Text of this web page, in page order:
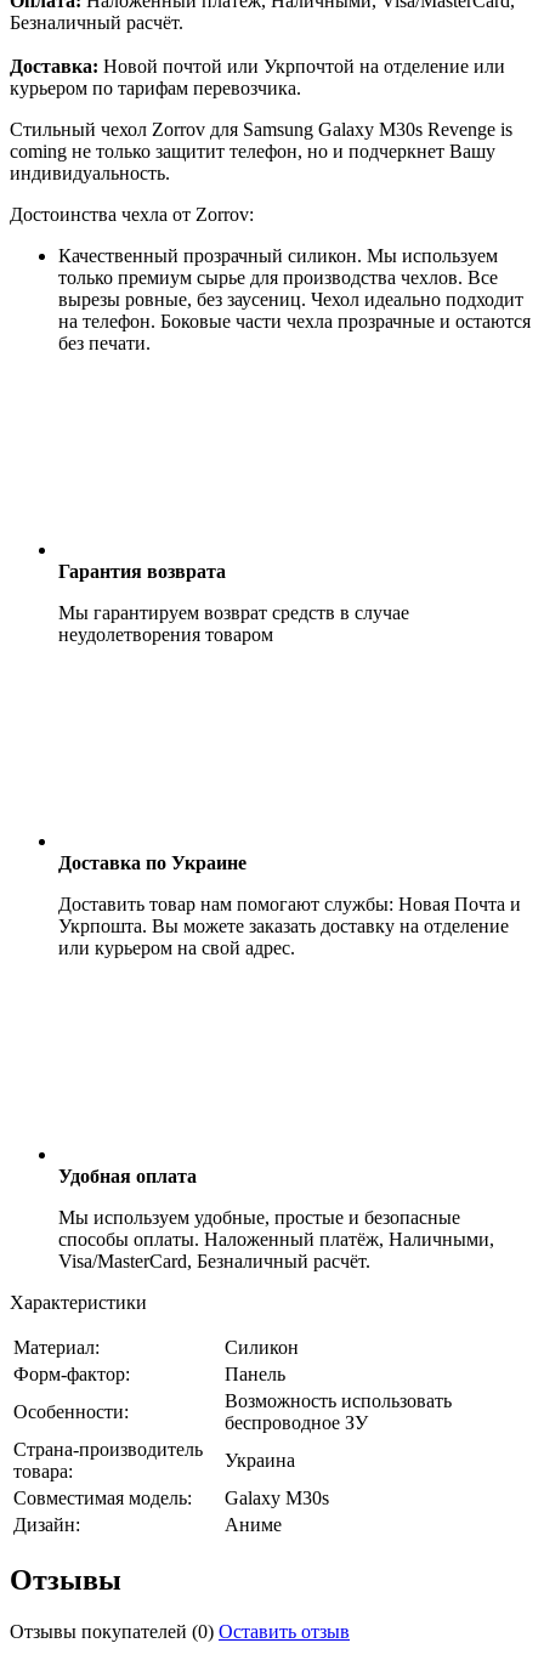
Безналичный расчёт.
Доставка: Новой почтой или Укрпочтой на отделение или
курьером по тарифам перевозчика.
Стильный чехол Zorrov для Samsung Galaxy M30s Revenge is
coming не только защитит телефон, но и подчеркнет Вашу
индивидуальность.
Достоинства чехла от Zorrov:
Качественный прозрачный силикон. Мы используем
только премиум сырье для производства чехлов. Все
вырезы ровные, без заусениц. Чехол идеально подходит
на телефон. Боковые части чехла прозрачные и остаются
без печати.
Гарантия возврата
Мы гарантируем возврат средств в случае
неудолетворения товаром
Доставка по Украине
Доставить товар нам помогают службы: Новая Почта и
Укрпошта. Вы можете заказать доставку на отделение
или курьером на свой адрес.
Удобная оплата
Мы используем удобные, простые и безопасные
способы оплаты. Наложенный платёж, Наличными,
Visa/MasterCard, Безналичный расчёт.
Характеристики
Материал:
Силикон
Форм-фактор:
Панель
Особенности:
Возможность использовать
беспроводное ЗУ
Страна-производитель
товара:
Украина
Совместимая модель:
Galaxy M30s
Дизайн:
Аниме
Отзывы
Отзывы покупателей (0) Оставить отзыв